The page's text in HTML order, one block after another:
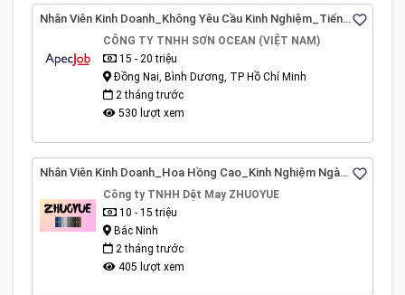
Nhân Viên Kinh Doanh_Không Yêu Cầu Kinh Nghiệm_Tiếng
Trung HSK3_Xe Đưa Đón_Đồng Nai
CÔNG TY TNHH SƠN OCEAN (VIỆT NAM)
15 - 20 triệu
Đồng Nai, Bình Dương, TP Hồ Chí Minh
2 tháng trước
530 lượt xem
Nhân Viên Kinh Doanh_Hoa Hồng Cao_Kinh Nghiệm Ngành
May Mặc_Bắc Ninh
Công ty TNHH Dệt May ZHUOYUE
10 - 15 triệu
Bắc Ninh
2 tháng trước
405 lượt xem